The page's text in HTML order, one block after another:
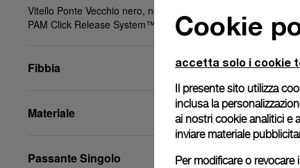
Vitello Ponte Vecchio nero, nero, XS, 20/18, BA,
PAM Click Release System™
Fibbia
Materiale
Passante Singolo
Cookie
accetta solo i cookie
Il presente sito utilizza
inclusa la
ai nostri cookie analitici e
inviare materiale
Per modificare o